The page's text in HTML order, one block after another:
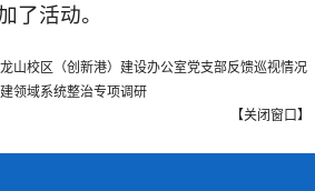
了活动。
山校区（创新港）建设办公室党支部反馈巡视情况
领域系统整治专项调研
【关闭窗口】